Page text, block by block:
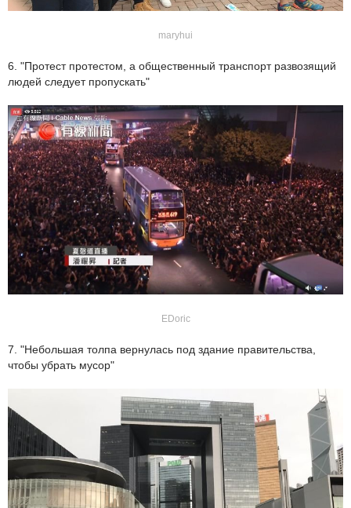
maryhui
6. "Протест протестом, а общественный транспорт развозящий
людей следует пропускать"
EDoric
7. "Небольшая толпа вернулась под здание правительства,
чтобы убрать мусор"